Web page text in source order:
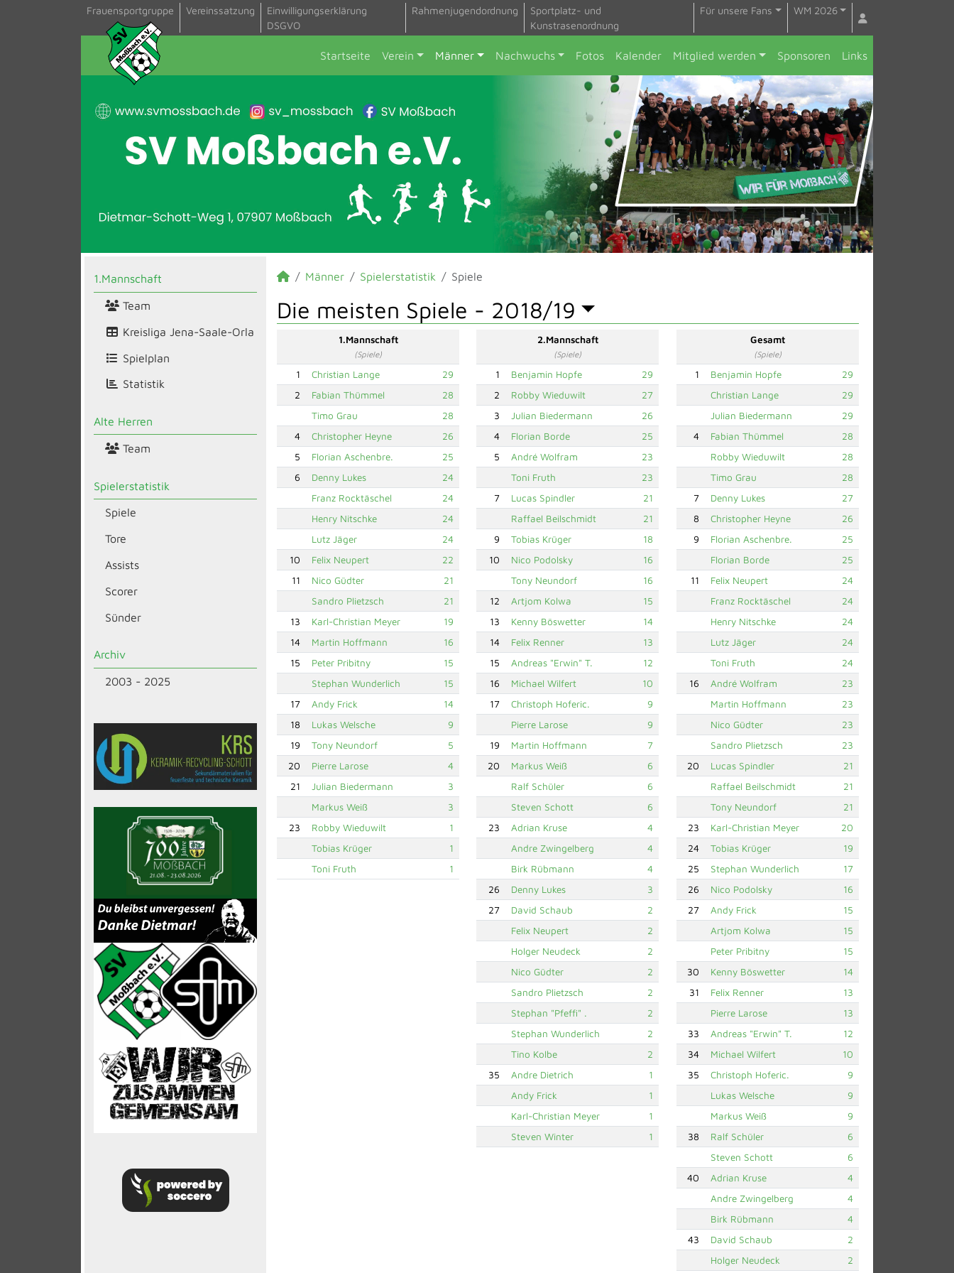
Frauensportgruppe Vereinssatzung
Einwilligungserklärung
DSGVO
Rahmenjugendordnung
Sportplatz- und
Kunstrasenordnung
Für unsere Fans WM 2026
Startseite Verein Männer Nachwuchs Fotos Kalender Mitglied werden Sponsoren Links
1.Mannschaft
Team
Kreisliga Jena-Saale-Orla
Spielplan
Statistik
Alte Herren
Team
Spielerstatistik
Spiele
Tore
Assists
Scorer
Sünder
Archiv
2003 - 2025
Männer Spielerstatistik Spiele
Die meisten Spiele - 2018/19
1.Mannschaft
(Spiele)
1 Christian Lange
29
2
Fabian Thümmel
28
Timo Grau
28
4
Christopher Heyne
26
5
Florian Aschenbre.
25
6
Denny Lukes
24
Franz Rocktäschel
24
Henry Nitschke
24
Lutz Jäger
24
10
Felix Neupert
22
11
Nico Güdter
21
Sandro Plietzsch
21
13
Karl-Christian Meyer
19
14
Martin Hoffmann
16
15
Peter Pribitny
15
Stephan Wunderlich
15
17
Andy Frick
14
18
Lukas Welsche
9
19
Tony Neundorf
5
20
Pierre Larose
4
21
Julian Biedermann
3
Markus Weiß
3
23
Robby Wieduwilt
1
Tobias Krüger
1
Toni Fruth
1
2.Mannschaft
(Spiele)
1 Benjamin Hopfe
29
2
Robby Wieduwilt
27
3
Julian Biedermann
26
4
Florian Borde
25
5
André Wolfram
23
Toni Fruth
23
7
Lucas Spindler
21
Raffael Beilschmidt
21
9
Tobias Krüger
18
10
Nico Podolsky
16
Tony Neundorf
16
12
Artjom Kolwa
15
13
Kenny Böswetter
14
14
Felix Renner
13
15
Andreas "Erwin" T.
12
16
Michael Wilfert
10
17
Christoph Hoferic.
9
Pierre Larose
9
19
Martin Hoffmann
7
20
Markus Weiß
6
Ralf Schüler
6
Steven Schott
6
23
Adrian Kruse
4
Andre Zwingelberg
4
Birk Rübmann
4
26
Denny Lukes
3
27
David Schaub
2
Felix Neupert
2
Holger Neudeck
2
Nico Güdter
2
Sandro Plietzsch
2
Stephan "Pfeffi" .
2
Stephan Wunderlich
2
Tino Kolbe
2
35
Andre Dietrich
1
Andy Frick
1
Karl-Christian Meyer
1
Steven Winter
1
Gesamt
(Spiele)
1 Benjamin Hopfe
29
Christian Lange
29
Julian Biedermann
29
4
Fabian Thümmel
28
Robby Wieduwilt
28
Timo Grau
28
7
Denny Lukes
27
8
Christopher Heyne
26
9
Florian Aschenbre.
25
Florian Borde
25
11
Felix Neupert
24
Franz Rocktäschel
24
Henry Nitschke
24
Lutz Jäger
24
Toni Fruth
24
16
André Wolfram
23
Martin Hoffmann
23
Nico Güdter
23
Sandro Plietzsch
23
20
Lucas Spindler
21
Raffael Beilschmidt
21
Tony Neundorf
21
23
Karl-Christian Meyer
20
24
Tobias Krüger
19
25
Stephan Wunderlich
17
26
Nico Podolsky
16
27
Andy Frick
15
Artjom Kolwa
15
Peter Pribitny
15
30
Kenny Böswetter
14
31
Felix Renner
13
Pierre Larose
13
33
Andreas "Erwin" T.
12
34
Michael Wilfert
10
35
Christoph Hoferic.
9
Lukas Welsche
9
Markus Weiß
9
38
Ralf Schüler
6
Steven Schott
6
40
Adrian Kruse
4
Andre Zwingelberg
4
Birk Rübmann
4
43
David Schaub
2
Holger Neudeck
2